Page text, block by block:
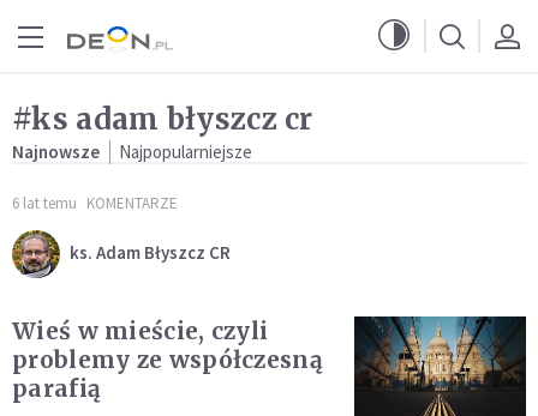
#ks adam błyszcz cr
Najnowsze Najpopularniejsze
6 lat temu KOMENTARZE
ks. Adam Błyszcz CR
Wieś w mieście, czyli
problemy ze współczesną
parafią